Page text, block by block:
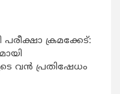
ക്രമക്കേട്:
വന്‍ പ്രതിഷേധം